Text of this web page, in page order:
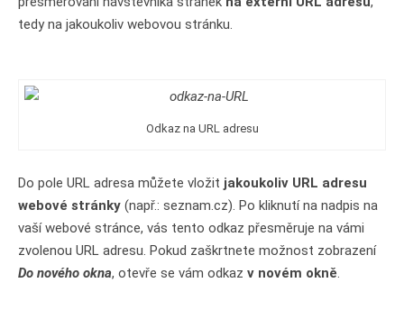
tedy na jakoukoliv webovou stránku.
Odkaz na URL adresu
Do pole URL adresa můžete vložit jakoukoliv URL adresu
webové stránky (např.: seznam.cz). Po kliknutí na nadpis na
vaší webové stránce, vás tento odkaz přesměruje na vámi
zvolenou URL adresu. Pokud zaškrtnete možnost zobrazení
Do nového okna, otevře se vám odkaz v novém okně